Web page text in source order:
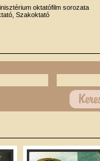
oktatófilm sorozata
Szakoktató